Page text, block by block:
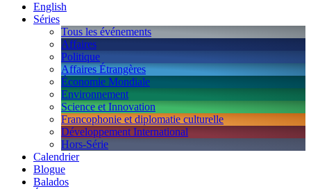
English
Séries
Tous les événements
Affaires
Politique
Affaires Étrangères
Économie Mondiale
Environnement
Science et Innovation
Francophonie et diplomatie culturelle
Développement International
Hors-Série
Calendrier
Blogue
Balados